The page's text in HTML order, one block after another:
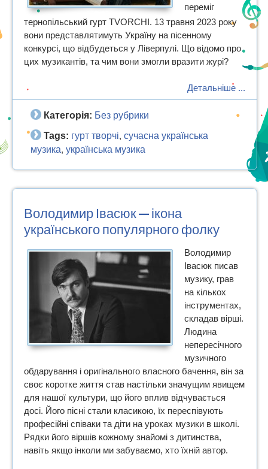
переміг
тернопільський гурт TVORCHI. 13 травня 2023 року
вони представлятимуть Україну на пісенному
конкурсі, що відбудеться у Ліверпулі. Що відомо про
цих музикантів, та чим вони змогли вразити журі?
Детальніше ...
Категорія: Без рубрики
Tags: гурт творчі, сучасна українська
музика, українська музика
Володимир Івасюк — ікона
українського популярного фолку
Володимир
Івасюк писав
музику, грав
на кількох
інструментах,
складав вірші.
Людина
непересічного
музичного
обдарування і оригінального власного бачення, він за
своє коротке життя став настільки значущим явищем
для нашої культури, що його вплив відчувається
досі. Його пісні стали класикою, їх переспівують
професійні співаки та діти на уроках музики в школі.
Рядки його віршів кожному знайомі з дитинства,
навіть якщо інколи ми забуваємо, хто їхній автор.